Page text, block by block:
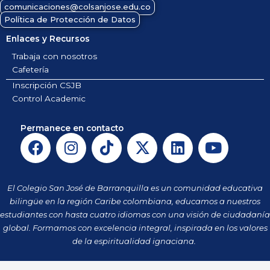
comunicaciones@colsanjose.edu.co
Política de Protección de Datos
Enlaces y Recursos
Trabaja con nosotros
Cafetería
Inscripción CSJB
Control Academic
Permanece en contacto
F
a
e
b
o
o
I
n
t
a
g
r
a
m
T
i
t
o
k
X
-
w
i
t
t
e
r
L
i
k
e
d
i
n
Y
o
t
u
b
e
El Colegio San José de Barranquilla es un comunidad educativa
bilingüe en la región Caribe colombiana, educamos a nuestros
estudiantes con hasta cuatro idiomas con una visión de ciudadanía
global. Formamos con excelencia integral, inspirada en los valores
de la espiritualidad ignaciana.